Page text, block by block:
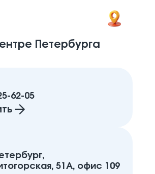
Петербурга
62-05
51А, офис 109